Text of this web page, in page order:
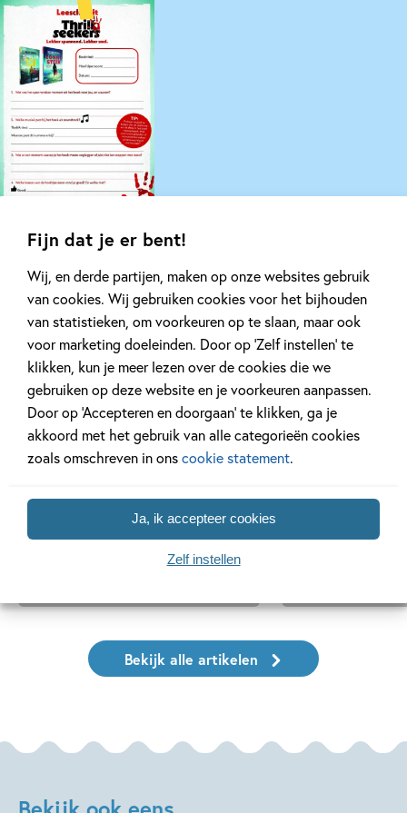
Fijn dat je er bent!
Wij, en derde partijen, maken op onze websites gebruik
van cookies. Wij gebruiken cookies voor het bijhouden
van statistieken, om voorkeuren op te slaan, maar ook
voor marketing doeleinden. Door op ‘Zelf instellen’ te
klikken, kun je meer lezen over de cookies die we
gebruiken op deze website en je voorkeuren aanpassen.
Door op ‘Accepteren en doorgaan’ te klikken, ga je
akkoord met het gebruik van alle categorieën cookies
zoals omschreven in onscookie statement.
Ja, ik accepteer cookies
Zelf instellen
Gerelateerde artikelen
14 SEPTEMBER 2025
blauwevinvistemster’
Kinderpanel Nieuws
Bekijk alle artikelen